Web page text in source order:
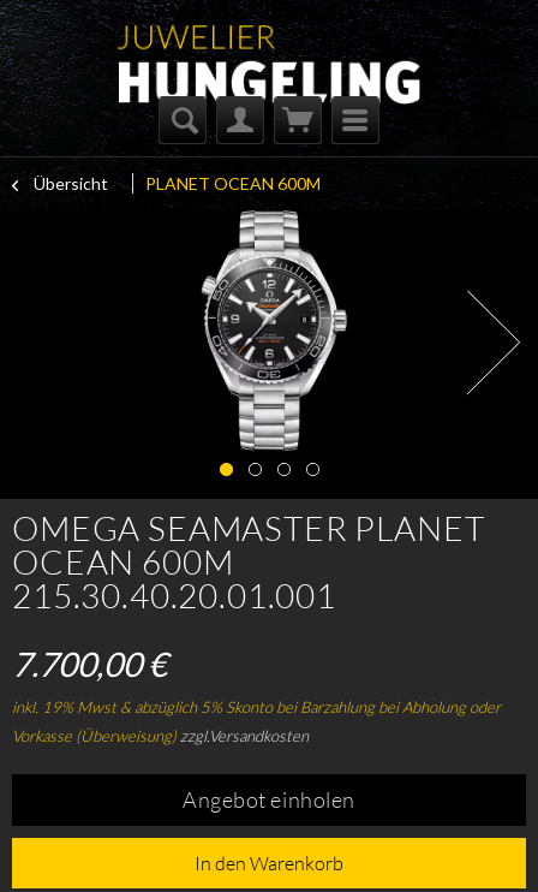
Übersicht PLANET OCEAN 600M
OMEGA SEAMASTER PLANET
OCEAN 600M
215.30.40.20.01.001
7.700,00 €
inkl. 19% Mwst & abzüglich 5% Skonto bei Barzahlung bei Abholung oder
Vorkasse (Überweisung)zzgl.Versandkosten
Angebot einholen
In den Warenkorb